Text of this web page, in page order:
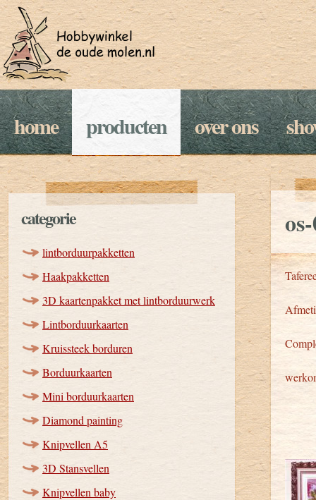
home producten over ons
categorie
lintborduurpakketten
Haakpakketten
3D kaartenpakket met lintborduurwerk
Lintborduurkaarten
Kruissteek borduren
Borduurkaarten
Mini borduurkaarten
Diamond painting
Knipvellen A5
3D Stansvellen
Knipvellen baby